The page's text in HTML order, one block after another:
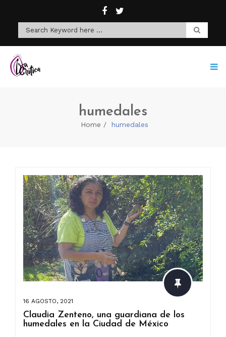
humedales
Home humedales
16 AGOSTO, 2021
Claudia Zenteno, una guardiana de los
humedales en la Ciudad de México